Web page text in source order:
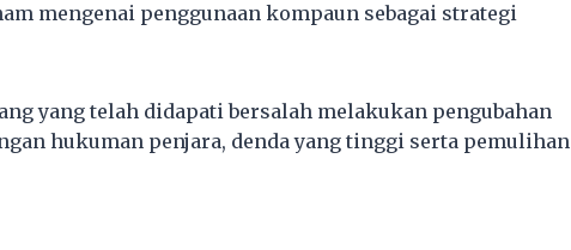
mengenai penggunaan kompaun sebagai strategi
yang telah didapati bersalah melakukan pengubahan
hukuman penjara, denda yang tinggi serta pemulihan